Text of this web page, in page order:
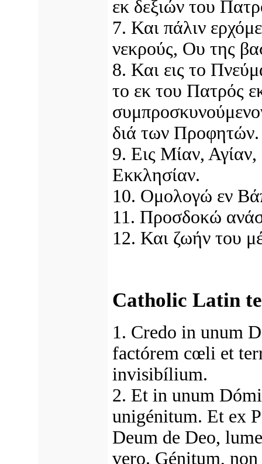
εκ δεξιών του
7. Και πάλιν
νεκρούς, Ου της
8. Και εις το
το εκ του Πατρός
διά των Προφητών.
9. Εις Μίαν,
Εκκλησίαν.
10. Ομολογώ εν
11. Προσδοκώ
12. Και ζωήν του
Catholic Latin
1. Credo in unum
factórem cœli et
invisibílium.
2. Et in unum
unigénitum. Et ex
Deum de Deo,
vero. Génitum,